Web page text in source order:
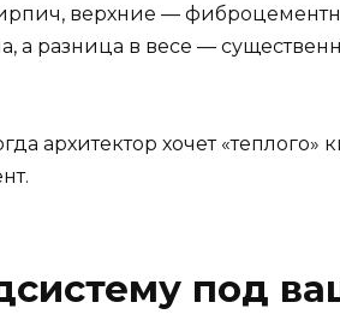
верхние —
разница в весе —
архитектор хочет
под